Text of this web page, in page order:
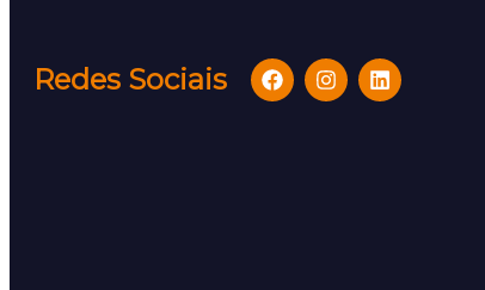
Redes Sociais